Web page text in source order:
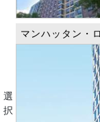
選
択
マンハッタン・